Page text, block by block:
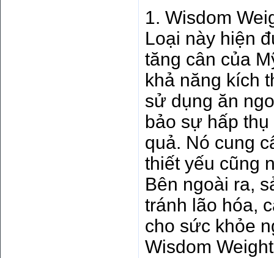
1. Wisdom
Loại này hiện
tăng cân của
khả năng kích
sử dụng ăn
bảo sự hấp
quả. Nó cung
thiết yếu cũng
Bên ngoài ra,
tránh lão hóa,
cho sức khỏe
Wisdom